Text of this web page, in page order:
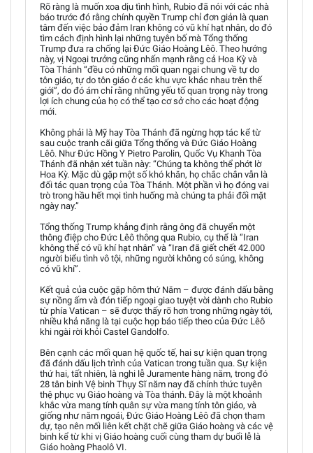
Rõ ràng là muốn xoa dịu tình hình, Rubio đã nói với các nhà
báo trước đó rằng chính quyền Trump chỉ đơn giản là quan
tâm đến việc bảo đảm Iran không có vũ khí hạt nhân, do đó
tìm cách định hình lại những tuyên bố mà Tổng thống
Trump đưa ra chống lại Đức Giáo Hoàng Lêô. Theo hướng
này, vị Ngoại trưởng cũng nhấn mạnh rằng cả Hoa Kỳ và
Tòa Thánh “đều có những mối quan ngại chung về tự do
tôn giáo, tự do tôn giáo ở các khu vực khác nhau trên thế
giới”, do đó ám chỉ rằng những yếu tố quan trọng này trong
lợi ích chung của họ có thể tạo cơ sở cho các hoạt động
mới.
Không phải là Mỹ hay Tòa Thánh đã ngừng hợp tác kể từ
sau cuộc tranh cãi giữa Tổng thống và Đức Giáo Hoàng
Lêô. Như Đức Hồng Y Pietro Parolin, Quốc Vụ Khanh Tòa
Thánh đã nhận xét tuần này: “Chúng ta không thể phớt lờ
Hoa Kỳ. Mặc dù gặp một số khó khăn, họ chắc chắn vẫn là
đối tác quan trọng của Tòa Thánh. Một phần vì họ đóng vai
trò trong hầu hết mọi tình huống mà chúng ta phải đối mặt
ngày nay.”
Tổng thống Trump khẳng định rằng ông đã chuyển một
thông điệp cho Đức Lêô thông qua Rubio, cụ thể là “Iran
không thể có vũ khí hạt nhân” và “Iran đã giết chết 42.000
người biểu tình vô tội, những người không có súng, không
có vũ khí”.
Kết quả của cuộc gặp hôm thứ Năm – được đánh dấu bằng
sự nồng ấm và đón tiếp ngoại giao tuyệt vời dành cho Rubio
từ phía Vatican – sẽ được thấy rõ hơn trong những ngày tới,
nhiều khả năng là tại cuộc họp báo tiếp theo của Đức Lêô
khi ngài rời khỏi Castel Gandolfo.
Bên cạnh các mối quan hệ quốc tế, hai sự kiện quan trọng
đã đánh dấu lịch trình của Vatican trong tuần qua. Sự kiện
thứ hai, tất nhiên, là nghi lễ Juramente hàng năm, trong đó
28 tân binh Vệ binh Thụy Sĩ năm nay đã chính thức tuyên
thệ phục vụ Giáo hoàng và Tòa thánh. Đây là một khoảnh
khắc vừa mang tính quân sự vừa mang tính tôn giáo, và
giống như năm ngoái, Đức Giáo Hoàng Lêô đã chọn tham
dự, tạo nên mối liên kết chặt chẽ giữa Giáo hoàng và các vệ
binh kể từ khi vị Giáo hoàng cuối cùng tham dự buổi lễ là
Giáo hoàng Phaolô VI.